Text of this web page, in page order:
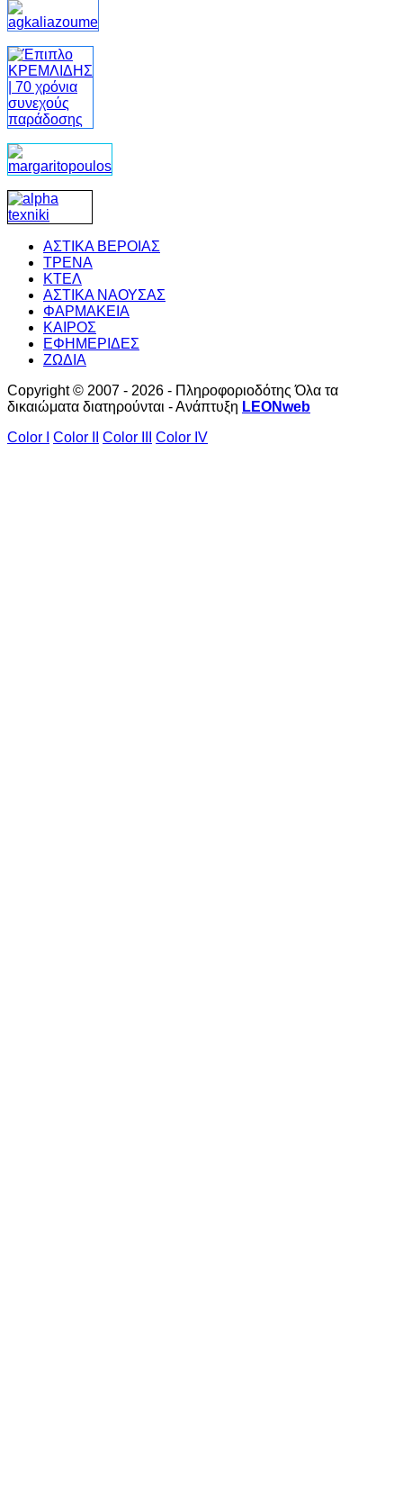
ΑΣΤΙΚΑ ΒΕΡΟΙΑΣ
ΤΡΕΝΑ
ΚΤΕΛ
ΑΣΤΙΚΑ ΝΑΟΥΣΑΣ
ΦΑΡΜΑΚΕΙΑ
ΚΑΙΡΟΣ
ΕΦΗΜΕΡΙΔΕΣ
ΖΩΔΙΑ
Copyright © 2007 - 2026 - Πληροφοριοδότης Όλα τα
δικαιώματα διατηρούνται - Ανάπτυξη LEONweb
Color I
Color II Color III Color IV